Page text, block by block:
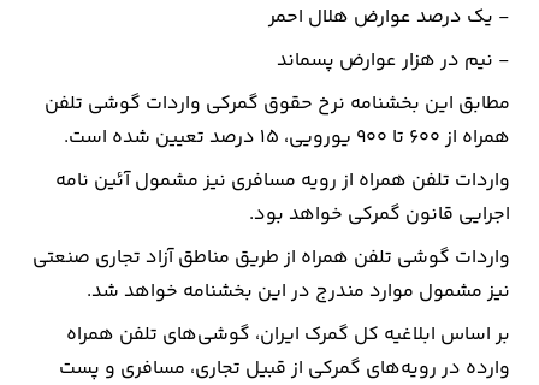
- یک درصد عوارض هلال احمر
- نیم در هزار عوارض پسماند
مطابق این بخشنامه نرخ حقوق گمرکی واردات گوشی تلفن
همراه از ۶۰۰ تا ۹۰۰ یورویی، ۱۵ درصد تعیین شده است.
واردات تلفن همراه از رویه مسافری نیز مشمول آئین نامه
اجرایی قانون گمرکی خواهد بود.
واردات گوشی تلفن همراه از طریق مناطق آزاد تجاری صنعتی
نیز مشمول موارد مندرج در این بخشنامه خواهد شد.
بر اساس ابلاغیه کل گمرک ایران، گوشی‌های تلفن همراه
وارده در رویه‌های گمرکی از قبیل تجاری، مسافری و پست